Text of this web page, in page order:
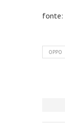
fonte:
OPPO